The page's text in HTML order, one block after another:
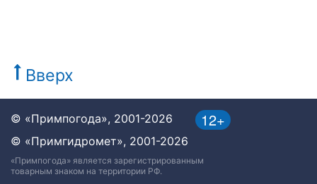
Вверх
12+
© «Примпогода», 2001-2026
© «Примгидромет», 2001-2026
«Примпогода» является зарегистрированным
товарным знаком на территории РФ.